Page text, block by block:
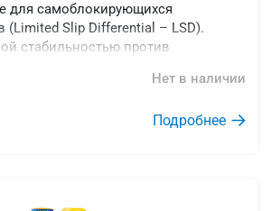
для самоблокирующихся
Slip Differential – LSD).
стабильностью против
Нет в наличии
Подробнее